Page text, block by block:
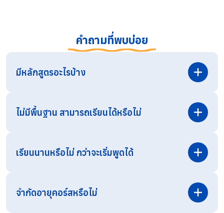
คำถามที่พบบ่อย
มีหลักสูตรอะไรบ้าง
ไม่มีพื้นฐาน สามารถเรียนได้หรือไม่
เรียนนานหรือไม่ กว่าจะเริ่มพูดได้
จำกัดอายุคอร์สหรือไม่